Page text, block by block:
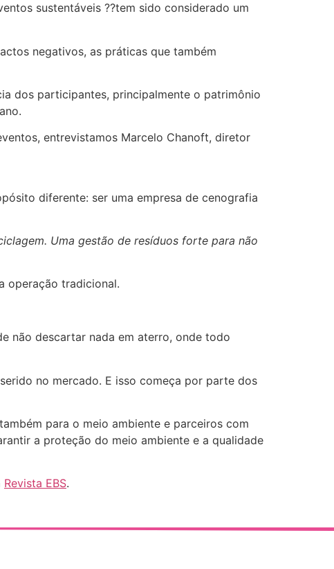
sustentáveis ??tem sido considerado um
negativos, as práticas que também
dos participantes, principalmente o patrimônio
entrevistamos Marcelo Chanoft, diretor
diferente: ser uma empresa de cenografia
Uma gestão de resíduos forte para não
operação tradicional.
não descartar nada em aterro, onde todo
no mercado. E isso começa por parte dos
para o meio ambiente e parceiros com
a proteção do meio ambiente e a qualidade
Revista EBS.